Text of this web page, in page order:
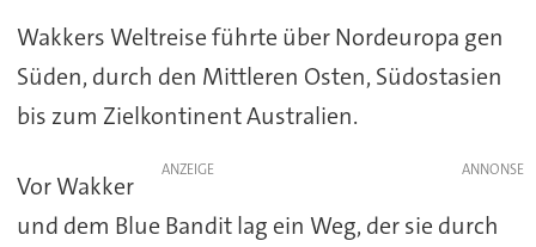
Wakkers Weltreise führte über Nordeuropa gen
Süden, durch den Mittleren Osten, Südostasien
bis zum Zielkontinent Australien.
ANZEIGE
Vor Wakker
und dem Blue Bandit lag ein Weg, der sie durch